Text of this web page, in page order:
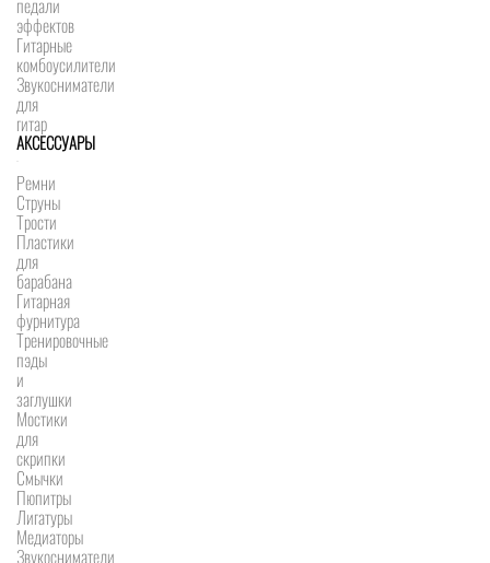
педали
эффектов
Гитарные
комбоусилители
Звукосниматели
для
гитар
АКСЕССУАРЫ
Ремни
Струны
Трости
Пластики
для
барабана
Гитарная
фурнитура
Тренировочные
пэды
и
заглушки
Мостики
для
скрипки
Смычки
Пюпитры
Лигатуры
Медиаторы
Звукосниматели